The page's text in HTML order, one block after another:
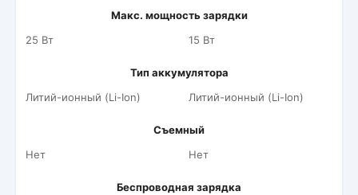
Макс. мощность зарядки
25 Вт
15 Вт
Тип аккумулятора
Литий-ионный (Li-Ion)
Литий-ионный (Li-Ion)
Съемный
Нет
Нет
Беспроводная зарядка